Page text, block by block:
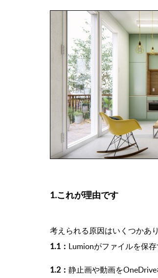
1.これが理由です
考えられる原因はいくつかあり
1.1： Lumionがファイルを保
1.2： 静止画や動画を